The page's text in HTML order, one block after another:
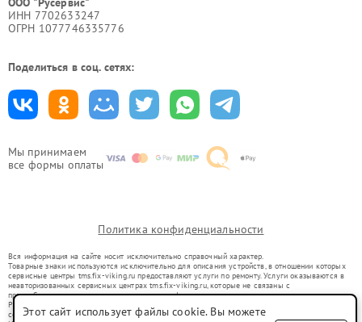
Мы принимаем
все формы оплаты
ИНН 7702633247
ОГРН 1077746335776
Поделиться в соц. сетях:
Политика конфиденциальности
Вся информация на сайте носит исключительно справочный характер.
Товарные знаки используются исключительно для описания устройств, в отношении которых
сервисные центры tms.fix-viking.ru предоставляют услуги по ремонту. Услуги оказываются в
неавторизованных сервисных центрах tms.fix-viking.ru, которые не связаны с
правообладателями товарных знаков или их официальными представителями.
Ремонт осуществляется для устройств, уже введенных в гражданский оборот в соответствии
со статьей 1487 ГК РФ.
Этот сайт использует файлы cookie. Вы можете